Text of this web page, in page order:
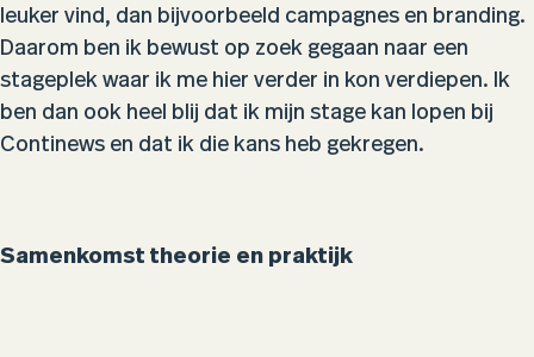
leuker vind, dan bijvoorbeeld campagnes en branding.
Daarom ben ik bewust op zoek gegaan naar een
stageplek waar ik me hier verder in kon verdiepen. Ik
ben dan ook heel blij dat ik mijn stage kan lopen bij
Continews en dat ik die kans heb gekregen.
Samenkomst theorie en praktijk